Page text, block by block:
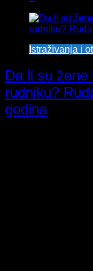
Istraživanja i
Da li su žene
rudniku?
godina